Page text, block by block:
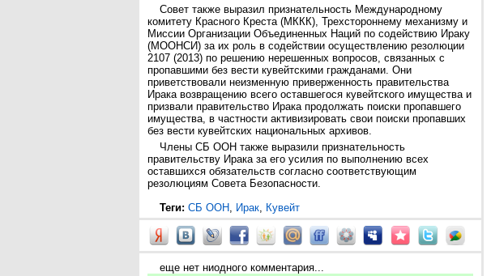
Совет также выразил признательность Международному
комитету Красного Креста (МККК), Трехстороннему механизму и
Миссии Организации Объединенных Наций по содействию Ираку
(МООНСИ) за их роль в содействии осуществлению резолюции
2107 (2013) по решению нерешенных вопросов, связанных с
пропавшими без вести кувейтскими гражданами. Они
приветствовали неизменную приверженность правительства
Ирака возвращению всего оставшегося кувейтского имущества и
призвали правительство Ирака продолжать поиски пропавшего
имущества, в частности активизировать свои поиски пропавших
без вести кувейтских национальных архивов.
Члены СБ ООН также выразили признательность
правительству Ирака за его усилия по выполнению всех
оставшихся обязательств согласно соответствующим
резолюциям Совета Безопасности.
Теги: СБ ООН, Ирак, Кувейт
еще нет ниодного комментария...